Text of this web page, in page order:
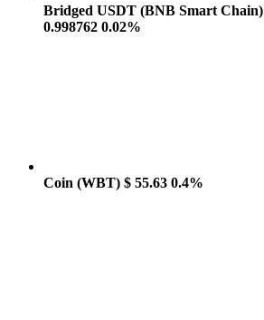
Bridged USDT (BNB Smart Chain)
0.998762 0.02%
Coin (WBT) $ 55.63 0.4%